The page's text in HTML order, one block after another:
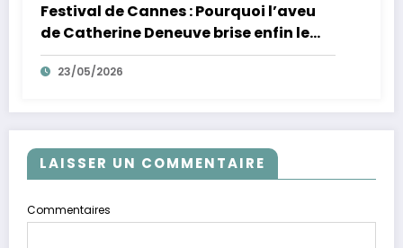
Festival de Cannes : Pourquoi l’aveu
de Catherine Deneuve brise enfin le
mythe de la Croisette
23/05/2026
LAISSER UN COMMENTAIRE
Commentaires